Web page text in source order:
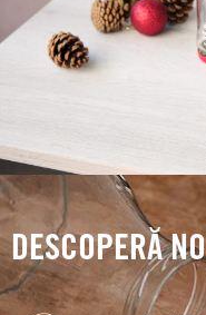
DESCOPERĂ